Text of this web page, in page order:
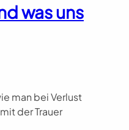
was uns
man bei Verlust
der Trauer